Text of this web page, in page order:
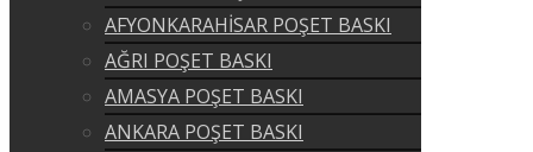
AFYONKARAHİSAR POŞET BASKI
AĞRI POŞET BASKI
AMASYA POŞET BASKI
ANKARA POŞET BASKI